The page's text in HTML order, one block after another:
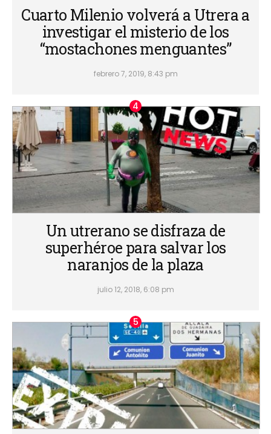
Cuarto Milenio volverá a Utrera a
investigar el misterio de los
“mostachones menguantes”
febrero 7, 2019, 8:43 pm
Un utrerano se disfraza de
superhéroe para salvar los
naranjos de la plaza
julio 12, 2018, 6:08 pm